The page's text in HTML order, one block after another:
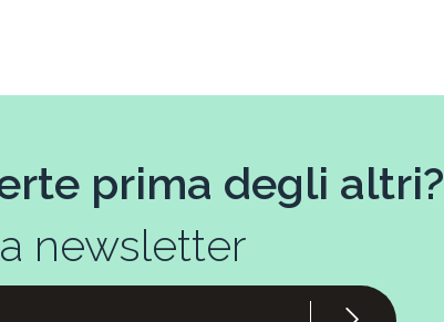
prima degli altri?
newsletter